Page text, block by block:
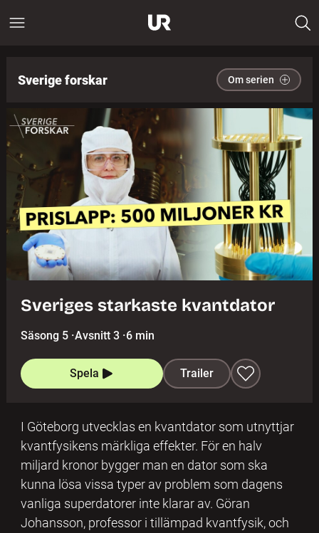
Sverige forskar Om serien
Sveriges starkaste kvantdator
Säsong 5 ·Avsnitt 3 ·6 min
Spela Trailer
I Göteborg utvecklas en kvantdator som utnyttjar
kvantfysikens märkliga effekter. För en halv
miljard kronor bygger man en dator som ska
kunna lösa vissa typer av problem som dagens
vanliga superdatorer inte klarar av. Göran
Johansson, professor i tillämpad kvantfysik, och